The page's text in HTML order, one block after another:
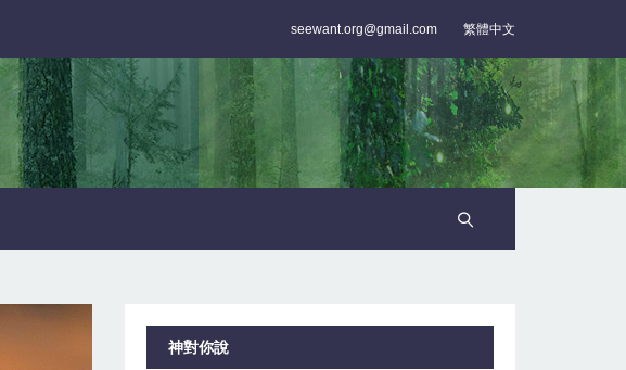
seewant.org@gmail.com 繁體中文
神對你說